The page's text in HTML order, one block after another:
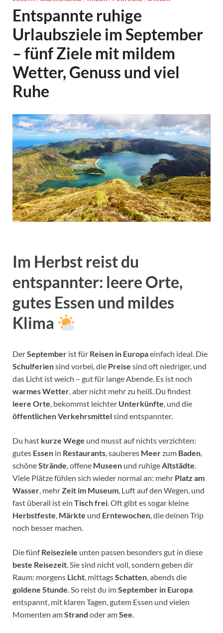
Entspannte ruhige
Urlaubsziele im September
– fünf Ziele mit mildem
Wetter, Genuss und viel
Ruhe
Im Herbst reist du
entspannter: leere Orte,
gutes Essen und mildes
Klima
DerSeptember ist für Reisen in Europaeinfach ideal. Die
Schulferiensind vorbei, die Preise sind oft niedriger, und
das Licht ist weich – gut für lange Abende. Es ist noch
warmes Wetter, aber nicht mehr zu heiß. Du findest
leere Orte, bekommst leichter Unterkünfte, und die
öffentlichen Verkehrsmittelsind entspannter.
Du hast kurze Wege und musst auf nichts verzichten:
gutes Essen in Restaurants, sauberes Meerzum Baden,
schöneStrände, offene Museen und ruhigeAltstädte.
Viele Plätze fühlen sich wieder normal an: mehr Platz am
Wasser, mehrZeit im Museum, Luft auf den Wegen, und
fast überall ist ein Tisch frei. Oft gibt es sogar kleine
Herbstfeste, Märkte und Erntewochen, die deinen Trip
noch besser machen.
Die fünfReiseziele unten passen besonders gut in diese
beste Reisezeit. Sie sind nicht voll, sondern geben dir
Raum: morgens Licht, mittagsSchatten, abends die
goldene Stunde. So reist du imSeptember in Europa
entspannt, mit klaren Tagen, gutem Essen und vielen
Momenten amStrand oder amSee.